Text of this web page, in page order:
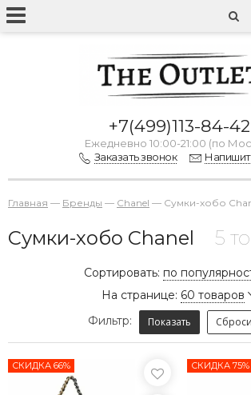
+7(499)113-84-42
Ежедневно 10:00-21:00 (по
Заказать звонок
Главная — Бренды — Chanel — Сумки-хобо
Сумки-хобо Chanel 5
Сортировать: по
На странице: 60 товаров
Фильтр:
Показать
СКИДКА 66% СКИДКА 75%